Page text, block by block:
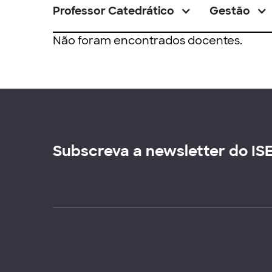
Professor Catedrático Gestão
Não foram encontrados docentes.
Subscreva a newsletter do